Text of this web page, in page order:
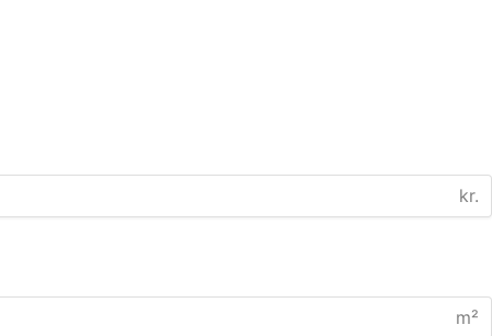
kr.
m²